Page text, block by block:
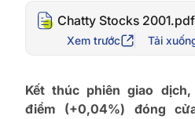
Chatty Stocks 2001.pdf
Xem trước Tải
Kết thúc phiên giao
điểm (+0,04%) đóng